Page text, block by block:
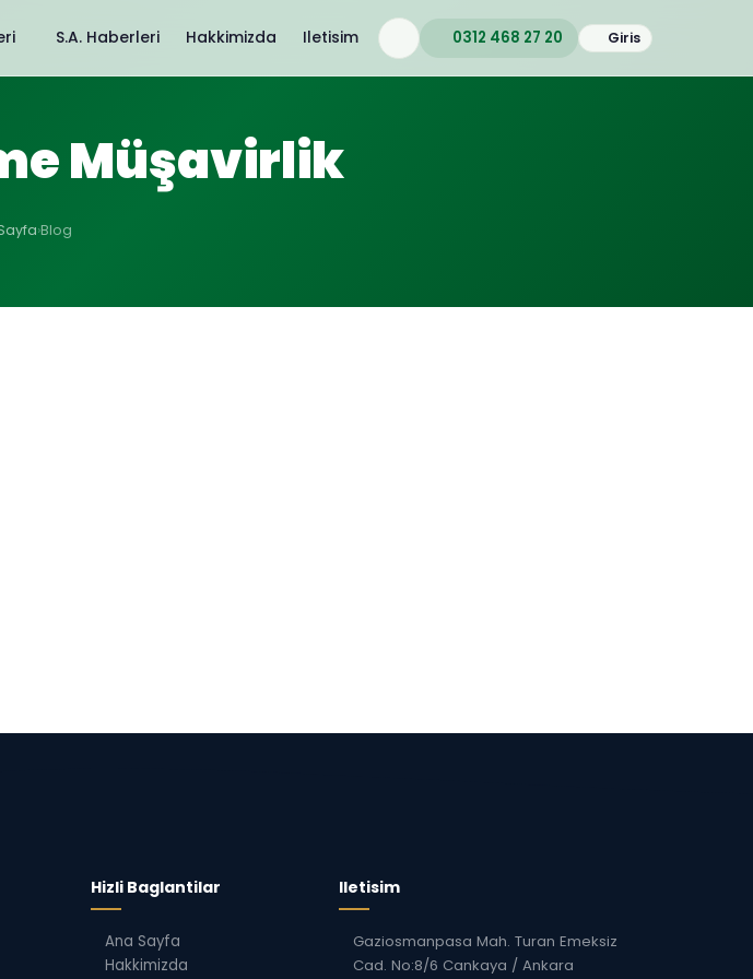
S.A. Haberleri Hakkimizda Iletisim 0312 468 27 20 Giris
Müşavirlik
›Blog
Hizli Baglantilar
Ana Sayfa
Hakkimizda
Iletisim
Gaziosmanpasa Mah. Turan Emeksiz
Cad. No:8/6 Cankaya / Ankara